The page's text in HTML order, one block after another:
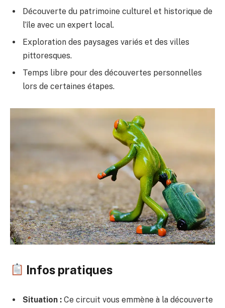
Découverte du patrimoine culturel et historique de
l’île avec un expert local.
Exploration des paysages variés et des villes
pittoresques.
Temps libre pour des découvertes personnelles
lors de certaines étapes.
Infos pratiques
Situation : Ce circuit vous emmène à la découverte